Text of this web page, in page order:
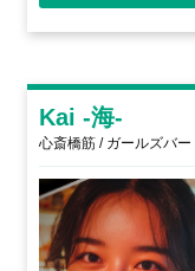
Kai -海-
心斎橋筋 / ガールズバー